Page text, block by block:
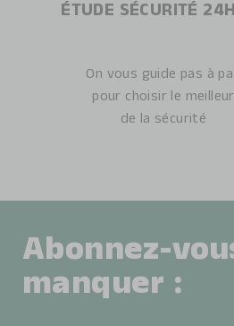
ÉTUDE SÉCURITÉ
On vous guide pas à
pour choisir le meilleur
de la sécurité
Abonnez-
manquer :